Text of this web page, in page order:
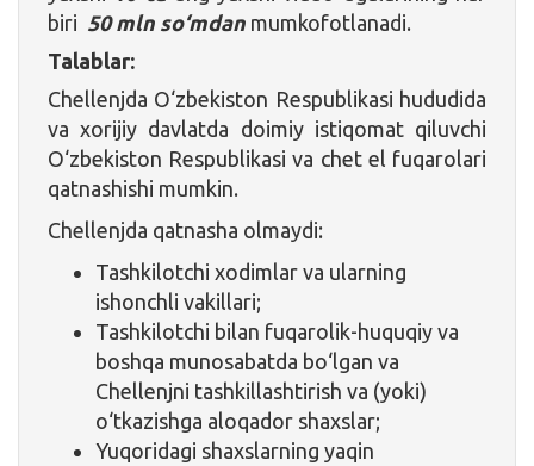
biri 50 mln so‘mdan mumkofotlanadi.
Talablar:
Chellenjda O‘zbekiston Respublikasi hududida
va xorijiy davlatda doimiy istiqomat qiluvchi
O‘zbekiston Respublikasi va chet el fuqarolari
qatnashishi mumkin.
Chellenjda qatnasha olmaydi:
Tashkilotchi xodimlar va ularning
ishonchli vakillari;
Tashkilotchi bilan fuqarolik-huquqiy va
boshqa munosabatda bo‘lgan va
Chellenjni tashkillashtirish va (yoki)
o‘tkazishga aloqador shaxslar;
Yuqoridagi shaxslarning yaqin